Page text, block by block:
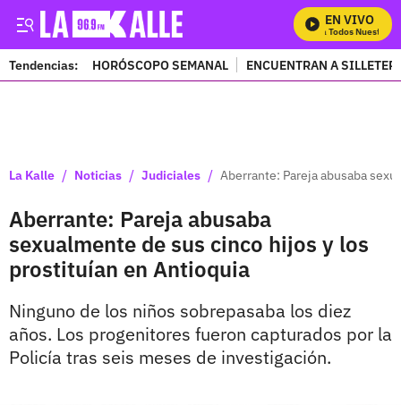
EN VIVO
Mira Todos Nuestros
Tendencias: HORÓSCOPO SEMANAL ENCUENTRAN A
La Kalle / Noticias / Judiciales / Aberrante: Pareja abusaba
Aberrante: Pareja abusaba
sexualmente de sus cinco hijos y los
prostituían en Antioquia
Ninguno de los niños sobrepasaba los diez
años. Los progenitores fueron capturados por la
Policía tras seis meses de investigación.